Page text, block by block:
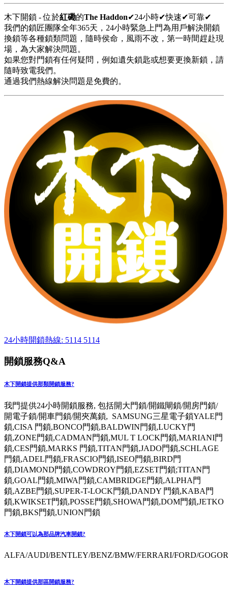
木下開鎖 - 位於紅磡的The Haddon✔24小時✔快速✔可靠✔
我們的鎖匠團隊全年365天，24小時緊急上門為用戶解決開鎖
換鎖等各種鎖類問題，隨時侯命，風雨不改，第一時間趕赴現
場，為大家解決問題。
如果您對門鎖有任何疑問，例如遺失鎖匙或想要更換新鎖，請
隨時致電我們。
通過我們熱線解決問題是免費的。
24小時開鎖熱線: 5114 5114
開鎖服務Q&A
木下開鎖提供那類開鎖服務?
我門提供24小時開鎖服務, 包括開大門鎖/開鐵閘鎖/開房門鎖/
開電子鎖/開車門鎖/開夾萬鎖, SAMSUNG三星電子鎖YALE門
鎖,CISA 門鎖,BONCO門鎖,BALDWIN門鎖,LUCKY門
鎖,ZONE門鎖,CADMAN門鎖,MUL T LOCK門鎖,MARIANI門
鎖,CES門鎖,MARKS 門鎖,TITAN門鎖,JADO門鎖,SCHLAGE
門鎖,ADEL門鎖,FRASCIO門鎖,ISEO門鎖,BIRD門
鎖,DIAMOND門鎖,COWDROY門鎖,EZSET門鎖;TITAN門
鎖,GOAL門鎖,MIWA門鎖,CAMBRIDGE門鎖,ALPHA門
鎖,AZBE門鎖,SUPER-T-LOCK門鎖,DANDY 門鎖,KABA門
鎖,KWIKSET門鎖,POSSE門鎖,SHOWA門鎖,DOM門鎖,JETKO
門鎖,BKS門鎖,UNION門鎖
木下開鎖可以為那品牌汽車開鎖?
ALFA/AUDI/BENTLEY/BENZ/BMW/FERRARI/FORD/
木下開鎖提供那區開鎖服務?